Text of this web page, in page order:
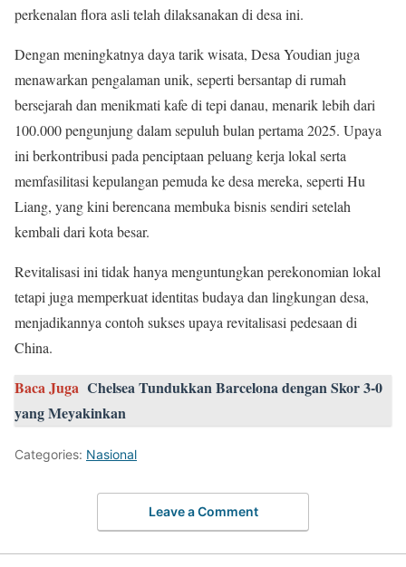
perkenalan flora asli telah dilaksanakan di desa ini.
Dengan meningkatnya daya tarik wisata, Desa Youdian juga
menawarkan pengalaman unik, seperti bersantap di rumah
bersejarah dan menikmati kafe di tepi danau, menarik lebih dari
100.000 pengunjung dalam sepuluh bulan pertama 2025. Upaya
ini berkontribusi pada penciptaan peluang kerja lokal serta
memfasilitasi kepulangan pemuda ke desa mereka, seperti Hu
Liang, yang kini berencana membuka bisnis sendiri setelah
kembali dari kota besar.
Revitalisasi ini tidak hanya menguntungkan perekonomian lokal
tetapi juga memperkuat identitas budaya dan lingkungan desa,
menjadikannya contoh sukses upaya revitalisasi pedesaan di
China.
Baca Juga Chelsea Tundukkan Barcelona dengan Skor 3-0
yang Meyakinkan
Categories: Nasional
Leave a Comment